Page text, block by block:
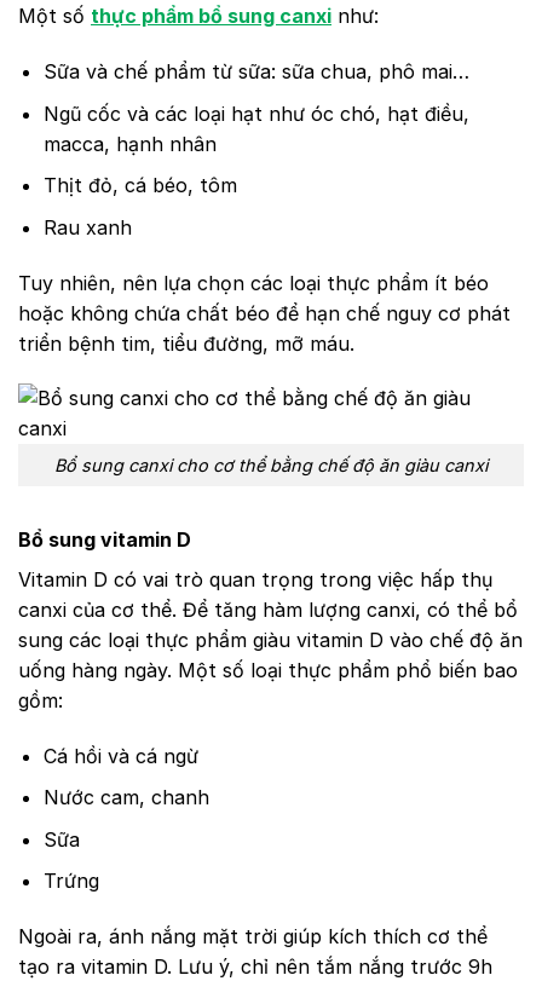
Một số thực phẩm bổ sung canxi như:
Sữa và chế phẩm từ sữa: sữa chua, phô mai…
Ngũ cốc và các loại hạt như óc chó, hạt điều,
macca, hạnh nhân
Thịt đỏ, cá béo, tôm
Rau xanh
Tuy nhiên, nên lựa chọn các loại thực phẩm ít béo
hoặc không chứa chất béo để hạn chế nguy cơ phát
triển bệnh tim, tiểu đường, mỡ máu.
Bổ sung canxi cho cơ thể bằng chế độ ăn giàu canxi
Bổ sung vitamin D
Vitamin D có vai trò quan trọng trong việc hấp thụ
canxi của cơ thể. Để tăng hàm lượng canxi, có thể bổ
sung các loại thực phẩm giàu vitamin D vào chế độ ăn
uống hàng ngày. Một số loại thực phẩm phổ biến bao
gồm:
Cá hồi và cá ngừ
Nước cam, chanh
Sữa
Trứng
Ngoài ra, ánh nắng mặt trời giúp kích thích cơ thể
tạo ra vitamin D. Lưu ý, chỉ nên tắm nắng trước 9h